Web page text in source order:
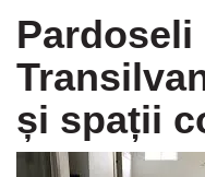
și spații